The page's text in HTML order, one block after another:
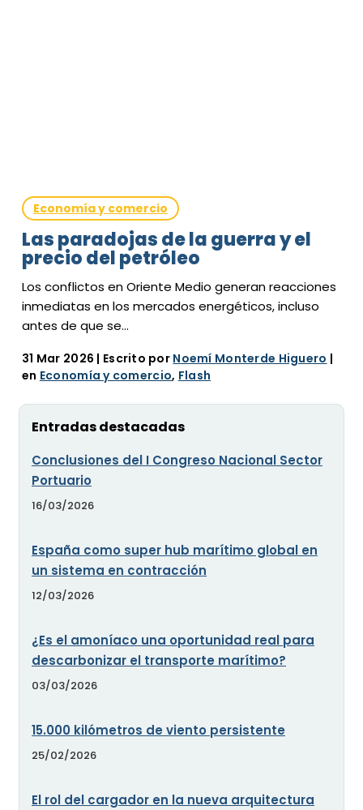
Economía y comercio
Las paradojas de la guerra y el
precio del petróleo
Los conflictos en Oriente Medio generan reacciones
inmediatas en los mercados energéticos, incluso
antes de que se…
31 Mar 2026 | Escrito por Noemí Monterde Higuero |
en Economía y comercio, Flash
Entradas destacadas
Conclusiones del I Congreso Nacional Sector
Portuario
16/03/2026
España como super hub marítimo global en
un sistema en contracción
12/03/2026
¿Es el amoníaco una oportunidad real para
descarbonizar el transporte marítimo?
03/03/2026
15.000 kilómetros de viento persistente
25/02/2026
El rol del cargador en la nueva arquitectura